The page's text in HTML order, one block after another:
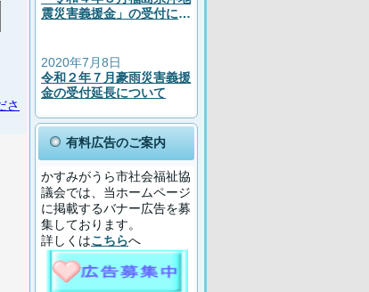
さ
震災害義援金」の受付につ
2020年7月8日
令和２年７月豪雨災害義援
金の受付延長について
有料広告のご案内
かすみがうら市社会福祉協
議会では、当ホームページ
に掲載するバナー広告を募
集しております。
詳しくはこちらへ